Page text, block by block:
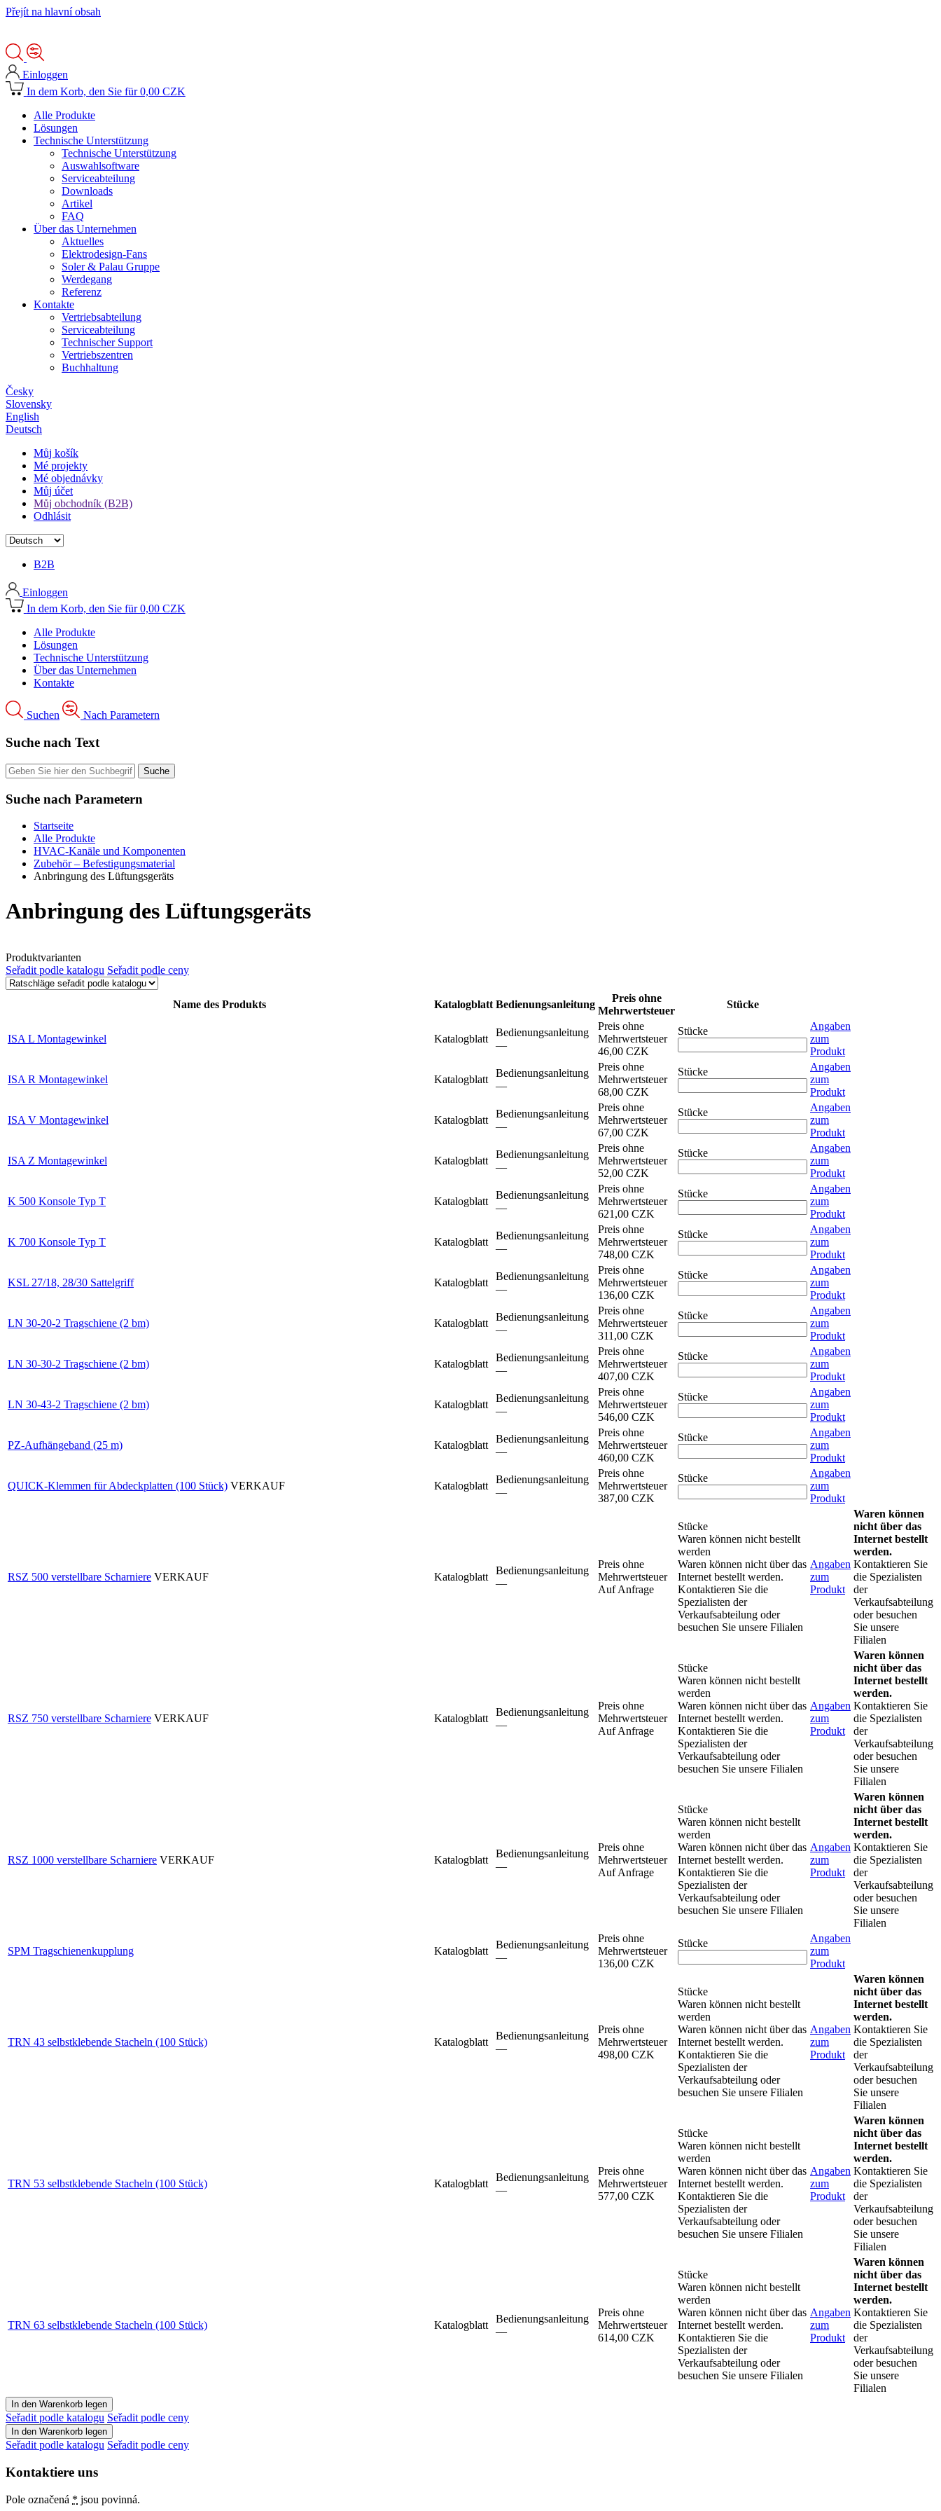
Přejít na hlavní obsah
Einloggen
In dem Korb, den Sie für 0,00 CZK
Alle Produkte
Lösungen
Technische Unterstützung
Technische Unterstützung
Auswahlsoftware
Serviceabteilung
Downloads
Artikel
FAQ
Über das Unternehmen
Aktuelles
Elektrodesign-Fans
Soler & Palau Gruppe
Werdegang
Referenz
Kontakte
Vertriebsabteilung
Serviceabteilung
Technischer Support
Vertriebszentren
Buchhaltung
Česky
Slovensky
English
Deutsch
Můj košík
Mé projekty
Mé objednávky
Můj účet
Můj obchodník (B2B)
Odhlásit
B2B
Einloggen
In dem Korb, den Sie für 0,00 CZK
Alle Produkte
Lösungen
Technische Unterstützung
Über das Unternehmen
Kontakte
Suchen Nach Parametern
Suche nach Text
Suche nach Parametern
Startseite
Alle Produkte
HVAC-Kanäle und Komponenten
Zubehör – Befestigungsmaterial
Anbringung des Lüftungsgeräts
Anbringung des Lüftungsgeräts
Produktvarianten
Seřadit podle katalogu Seřadit podle ceny
Name des Produkts Katalogblatt Bedienungsanleitung
Preis ohne
Mehrwertsteuer
Stücke
ISA L Montagewinkel Katalogblatt
Bedienungsanleitung
–⁠–⁠
Preis ohne
Mehrwertsteuer
46,00 CZK
Stücke
Angaben
zum
Produkt
ISA R Montagewinkel Katalogblatt
Bedienungsanleitung
–⁠–⁠
Preis ohne
Mehrwertsteuer
68,00 CZK
Stücke
Angaben
zum
Produkt
ISA V Montagewinkel Katalogblatt
Bedienungsanleitung
–⁠–⁠
Preis ohne
Mehrwertsteuer
67,00 CZK
Stücke
Angaben
zum
Produkt
ISA Z Montagewinkel Katalogblatt
Bedienungsanleitung
–⁠–⁠
Preis ohne
Mehrwertsteuer
52,00 CZK
Stücke
Angaben
zum
Produkt
K 500 Konsole Typ T Katalogblatt
Bedienungsanleitung
–⁠–⁠
Preis ohne
Mehrwertsteuer
621,00 CZK
Stücke
Angaben
zum
Produkt
K 700 Konsole Typ T Katalogblatt
Bedienungsanleitung
–⁠–⁠
Preis ohne
Mehrwertsteuer
748,00 CZK
Stücke
Angaben
zum
Produkt
KSL 27/18, 28/30 Sattelgriff Katalogblatt
Bedienungsanleitung
–⁠–⁠
Preis ohne
Mehrwertsteuer
136,00 CZK
Stücke
Angaben
zum
Produkt
LN 30-20-2 Tragschiene (2 bm) Katalogblatt
Bedienungsanleitung
–⁠–⁠
Preis ohne
Mehrwertsteuer
311,00 CZK
Stücke
Angaben
zum
Produkt
LN 30-30-2 Tragschiene (2 bm) Katalogblatt
Bedienungsanleitung
–⁠–⁠
Preis ohne
Mehrwertsteuer
407,00 CZK
Stücke
Angaben
zum
Produkt
LN 30-43-2 Tragschiene (2 bm) Katalogblatt
Bedienungsanleitung
–⁠–⁠
Preis ohne
Mehrwertsteuer
546,00 CZK
Stücke
Angaben
zum
Produkt
PZ-Aufhängeband (25 m) Katalogblatt
Bedienungsanleitung
–⁠–⁠
Preis ohne
Mehrwertsteuer
460,00 CZK
Stücke
Angaben
zum
Produkt
QUICK-Klemmen für Abdeckplatten (100 Stück) VERKAUF Katalogblatt
Bedienungsanleitung
–⁠–⁠
Preis ohne
Mehrwertsteuer
387,00 CZK
Stücke
Angaben
zum
Produkt
RSZ 500 verstellbare Scharniere VERKAUF Katalogblatt
Bedienungsanleitung
–⁠–⁠
Preis ohne
Mehrwertsteuer
Auf Anfrage
Stücke
Waren können nicht bestellt
werden
Waren können nicht über das
Internet bestellt werden.
Kontaktieren Sie die
Spezialisten der
Verkaufsabteilung oder
besuchen Sie unsere Filialen
Angaben
zum
Produkt
Waren können
nicht über das
Internet bestellt
werden.
Kontaktieren Sie
die Spezialisten
der
Verkaufsabteilung
oder besuchen
Sie unsere
Filialen
RSZ 750 verstellbare Scharniere VERKAUF Katalogblatt
Bedienungsanleitung
–⁠–⁠
Preis ohne
Mehrwertsteuer
Auf Anfrage
Stücke
Waren können nicht bestellt
werden
Waren können nicht über das
Internet bestellt werden.
Kontaktieren Sie die
Spezialisten der
Verkaufsabteilung oder
besuchen Sie unsere Filialen
Angaben
zum
Produkt
Waren können
nicht über das
Internet bestellt
werden.
Kontaktieren Sie
die Spezialisten
der
Verkaufsabteilung
oder besuchen
Sie unsere
Filialen
RSZ 1000 verstellbare Scharniere VERKAUF Katalogblatt
Bedienungsanleitung
–⁠–⁠
Preis ohne
Mehrwertsteuer
Auf Anfrage
Stücke
Waren können nicht bestellt
werden
Waren können nicht über das
Internet bestellt werden.
Kontaktieren Sie die
Spezialisten der
Verkaufsabteilung oder
besuchen Sie unsere Filialen
Angaben
zum
Produkt
Waren können
nicht über das
Internet bestellt
werden.
Kontaktieren Sie
die Spezialisten
der
Verkaufsabteilung
oder besuchen
Sie unsere
Filialen
SPM Tragschienenkupplung Katalogblatt
Bedienungsanleitung
–⁠–⁠
Preis ohne
Mehrwertsteuer
136,00 CZK
Stücke
Angaben
zum
Produkt
TRN 43 selbstklebende Stacheln (100 Stück) Katalogblatt
Bedienungsanleitung
–⁠–⁠
Preis ohne
Mehrwertsteuer
498,00 CZK
Stücke
Waren können nicht bestellt
werden
Waren können nicht über das
Internet bestellt werden.
Kontaktieren Sie die
Spezialisten der
Verkaufsabteilung oder
besuchen Sie unsere Filialen
Angaben
zum
Produkt
Waren können
nicht über das
Internet bestellt
werden.
Kontaktieren Sie
die Spezialisten
der
Verkaufsabteilung
oder besuchen
Sie unsere
Filialen
TRN 53 selbstklebende Stacheln (100 Stück) Katalogblatt
Bedienungsanleitung
–⁠–⁠
Preis ohne
Mehrwertsteuer
577,00 CZK
Stücke
Waren können nicht bestellt
werden
Waren können nicht über das
Internet bestellt werden.
Kontaktieren Sie die
Spezialisten der
Verkaufsabteilung oder
besuchen Sie unsere Filialen
Angaben
zum
Produkt
Waren können
nicht über das
Internet bestellt
werden.
Kontaktieren Sie
die Spezialisten
der
Verkaufsabteilung
oder besuchen
Sie unsere
Filialen
TRN 63 selbstklebende Stacheln (100 Stück) Katalogblatt
Bedienungsanleitung
–⁠–⁠
Preis ohne
Mehrwertsteuer
614,00 CZK
Stücke
Waren können nicht bestellt
werden
Waren können nicht über das
Internet bestellt werden.
Kontaktieren Sie die
Spezialisten der
Verkaufsabteilung oder
besuchen Sie unsere Filialen
Angaben
zum
Produkt
Waren können
nicht über das
Internet bestellt
werden.
Kontaktieren Sie
die Spezialisten
der
Verkaufsabteilung
oder besuchen
Sie unsere
Filialen
Seřadit podle katalogu Seřadit podle ceny
Seřadit podle katalogu Seřadit podle ceny
Kontaktiere uns
Pole označená * jsou povinná.